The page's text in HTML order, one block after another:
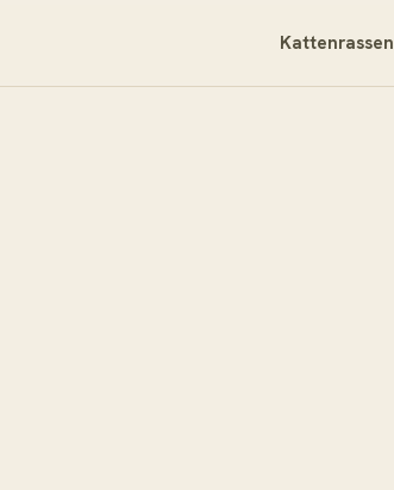
Kattenrassen